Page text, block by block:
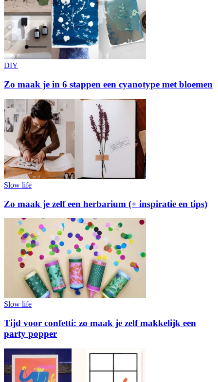
DIY
Zo maak je in 6 stappen een cyanotype met bloemen
Slow life
Zo maak je zelf een herbarium (+ inspiratie en tips)
Slow life
Tijd voor confetti: zo maak je zelf makkelijk een
party popper